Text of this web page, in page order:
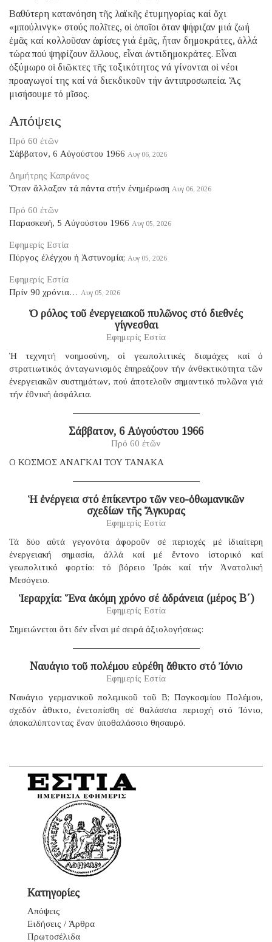
Βαθύτερη κατανόηση τῆς λαϊκῆς ἐτυμηγορίας καί ὄχι
«μπούλινγκ» στούς πολῖτες, οἱ ὁποῖοι ὅταν ψήφιζαν μιά ζωή
ἐμᾶς καί κολλοῦσαν ἀφίσες γιά ἐμᾶς, ἦταν δημοκράτες, ἀλλά
τώρα πού ψηφίζουν ἄλλους, εἶναι ἀντιδημοκράτες. Εἶναι
ὀξύμωρο οἱ διῶκτες τῆς τοξικότητος νά γίνονται οἱ νέοι
προαγωγοί της καί νά διεκδικοῦν τήν ἀντιπροσωπεία. Ἄς
μισήσουμε τό μῖσος.
Απόψεις
Πρό 60 ἐτῶν
Σάββατον, 6 Αὐγούστου 1966 Αυγ 06, 2026
Δημήτρης Καπράνος
Ὅταν ἄλλαξαν τά πάντα στήν ἐνημέρωση Αυγ 06, 2026
Πρό 60 ἐτῶν
Παρασκευή, 5 Αὐγούστου 1966 Αυγ 05, 2026
Εφημερίς Εστία
Πύργος ἐλέγχου ἡ Ἀστυνομία; Αυγ 05, 2026
Εφημερίς Εστία
Πρίν 90 χρόνια… Αυγ 05, 2026
Ὁ ρόλος τοῦ ἐνεργειακοῦ πυλῶνος στό διεθνές
γίγνεσθαι
Εφημερίς Εστία
Ἡ τεχνητή νοημοσύνη, οἱ γεωπολιτικές διαμάχες καί ὁ
στρατιωτικός ἀνταγωνισμός ἐπηρεάζουν τήν ἀνθεκτικότητα τῶν
ἐνεργειακῶν συστημάτων, πού ἀποτελοῦν σημαντικό πυλῶνα γιά
τήν ἐθνική ἀσφάλεια.
Σάββατον, 6 Αὐγούστου 1966
Πρό 60 ἐτῶν
Ο ΚΟΣΜΟΣ ΑΝΑΓΚΑΙ ΤΟΥ ΤΑΝΑΚΑ
Ἡ ἐνέργεια στό ἐπίκεντρο τῶν νεο-ὀθωμανικῶν
σχεδίων τῆς Ἄγκυρας
Εφημερίς Εστία
Τά δύο αὐτά γεγονότα ἀφοροῦν σέ περιοχές μέ ἰδιαίτερη
ἐνεργειακή σημασία, ἀλλά καί μέ ἔντονο ἱστορικό καί
γεωπολιτικό φορτίο: τό βόρειο Ἰράκ καί τήν Ἀνατολική
Μεσόγειο.
Ἱεραρχία: Ἕνα ἀκόμη χρόνο σέ ἀδράνεια (μέρος B΄)
Εφημερίς Εστία
Σημειώνεται ὅτι δέν εἶναι μέ σειρά ἀξιολογήσεως:
Ναυάγιο τοῦ πολέμου εὑρέθη ἄθικτο στό Ἰόνιο
Εφημερίς Εστία
Ναυάγιο γερμανικοῦ πολεμικοῦ τοῦ B; Παγκοσμίου Πολέμου,
σχεδόν ἄθικτο, ἐνετοπίσθη σέ θαλάσσια περιοχή στό Ἰόνιο,
ἀποκαλύπτοντας ἕναν ὑποθαλάσσιο θησαυρό.
Κατηγορίες
Απόψεις
Ειδήσεις / Άρθρα
Πρωτοσέλιδα